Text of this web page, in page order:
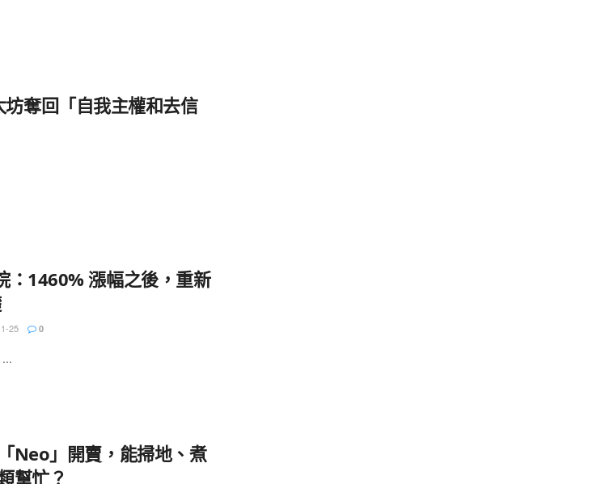
奪回「自我主權和去信
1460% 漲幅之後，重新
25 0
Neo」開賣，能掃地、煮
幫忙？